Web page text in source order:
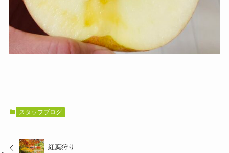
スタッフブログ
紅葉狩り